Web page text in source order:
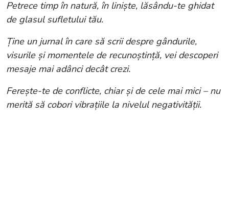
Petrece timp în natură, în liniște, lăsându-te ghidat
de glasul sufletului tău.
Ține un jurnal în care să scrii despre gândurile,
visurile și momentele de recunoștință, vei descoperi
mesaje mai adânci decât crezi.
Ferește-te de conflicte, chiar și de cele mai mici – nu
merită să cobori vibrațiile la nivelul negativității.